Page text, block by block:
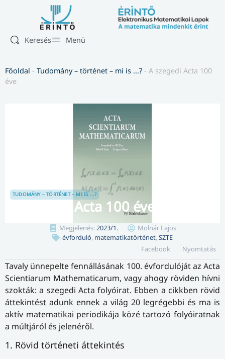
Keresés Menü
Főoldal - Tudomány – történet – mi is ...? - A szegedi Acta 100
éve
TUDOMÁNY – TÖRTÉNET – MI IS ...?
A szegedi Acta 100 éve
Megjelenés:2023/1.
Molnár Lajos
évforduló, matematikatörténet, SZTE
Facebook
Nyomtatás
Tavaly ünnepelte fennállásának 100. évfordulóját az Acta
Scientiarum Mathematicarum, vagy ahogy röviden hívni
szokták: a szegedi Acta folyóirat. Ebben a cikkben rövid
áttekintést adunk ennek a világ 20 legrégebbi és ma is
aktív matematikai periodikája közé tartozó folyóiratnak
a múltjáról és jelenéről.
1. Rövid történeti áttekintés